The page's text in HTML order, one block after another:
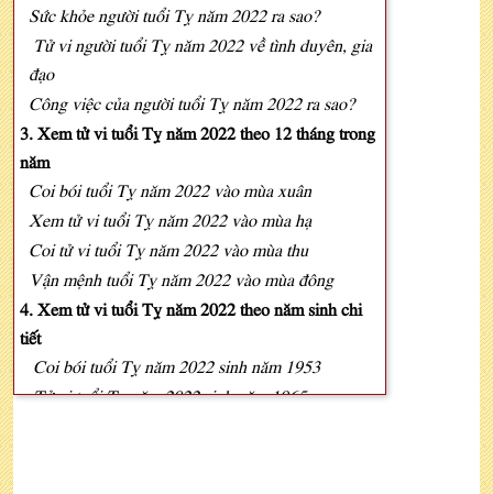
Sức khỏe người tuổi Tỵ năm 2022 ra sao?
Tử vi người tuổi Tỵ năm 2022 về tình duyên, gia
đạo
Công việc của người tuổi Tỵ năm 2022 ra sao?
3. Xem tử vi tuổi Tỵ năm 2022 theo 12 tháng trong
năm
Coi bói tuổi Tỵ năm 2022 vào mùa xuân
Xem tử vi tuổi Tỵ năm 2022 vào mùa hạ
Coi tử vi tuổi Tỵ năm 2022 vào mùa thu
Vận mệnh tuổi Tỵ năm 2022 vào mùa đông
4. Xem tử vi tuổi Tỵ năm 2022 theo năm sinh chi
tiết
Coi bói tuổi Tỵ năm 2022 sinh năm 1953
Tử vi tuổi Tỵ năm 2022 sinh năm 1965